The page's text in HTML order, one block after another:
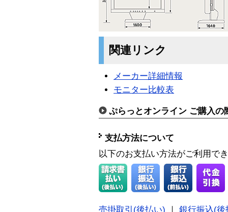
関連リンク
メーカー詳細情報
モニター比較表
ぷらっとオンライン ご購入の
支払方法について
以下のお支払い方法がご利用で
売掛取引(後払い) ｜ 銀行振込(後